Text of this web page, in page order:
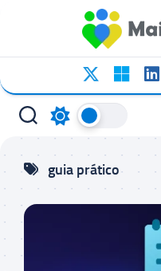
conteúdo
guia prático